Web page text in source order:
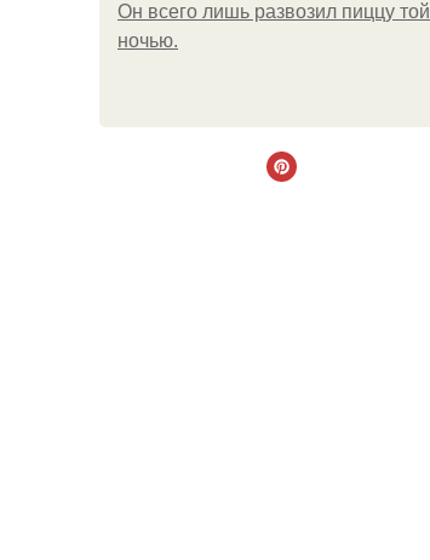
Он всего лишь развозил пиццу той
ночью.